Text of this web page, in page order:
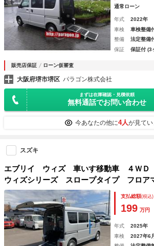
通常ローン
年式 2022年
車検
車検整備
整備
法定整備
保証
保証付 (3
販売店保証 ローン仮審査
大阪府堺市堺区 パラゴン株式会社
まずは在庫確認・見積依頼
無料通話でお問い合わせ
今あなたの他に4人が見て
スズキ
エブリイ ウィズ 車いす移動車 ４Ｗ
ウィズシリーズ スロープタイプ フロア
支払総額(税込)
199 万円
年式 2025年
車検
2027年6月